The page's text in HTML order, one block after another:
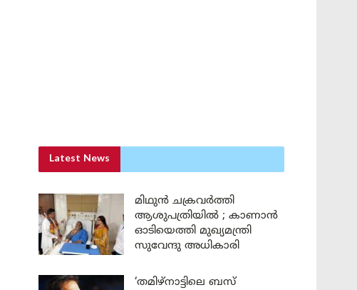
Latest News
മിഥുൻ ചക്രവർത്തി
ആശുപത്രിയിൽ ; കാണാൻ
ഓടിയെത്തി മുഖ്യമന്ത്രി
സുവേന്ദു അധികാരി
‘തമിഴ്‌നാട്ടിലെ ബസ്